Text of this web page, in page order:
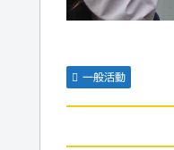
一般活動